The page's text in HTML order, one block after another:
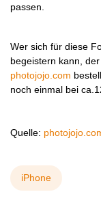
passen.
Wer sich für diese
begeistern kann,
photojojo.com
noch einmal bei
Quelle:
iPhone